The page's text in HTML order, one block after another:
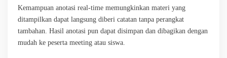
Kemampuan anotasi real-time memungkinkan materi yang
ditampilkan dapat langsung diberi catatan tanpa perangkat
tambahan. Hasil anotasi pun dapat disimpan dan dibagikan dengan
mudah ke peserta meeting atau siswa.